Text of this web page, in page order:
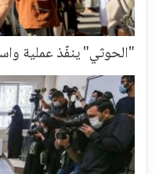
"الحوثي" ينفّذ عملية